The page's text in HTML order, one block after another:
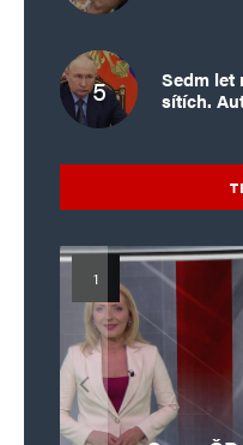
Sedm let
sítích.
Brutální
Krvavé
Mýty o
Pivo,
i humor.
dotace,
Pim